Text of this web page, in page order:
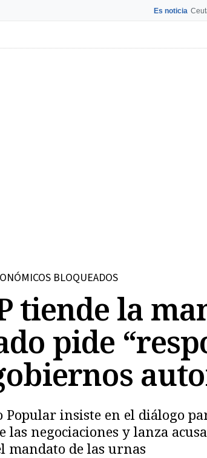
Es noticia
BLOQUEADOS
tiende la
pide
Popular insiste en el diálogo
las negociaciones y lanza
mandato de las urnas